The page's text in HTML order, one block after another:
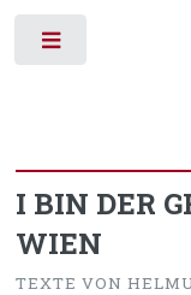
I BIN DER
WIEN
TEXTE VON